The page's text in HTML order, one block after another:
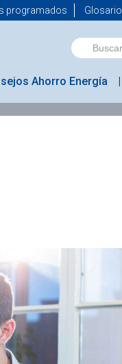
programados Glosario
Ahorro Energía